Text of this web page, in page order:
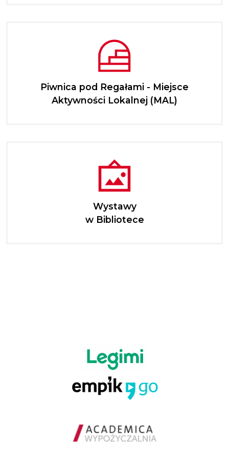
Piwnica pod Regałami - Miejsce
Aktywności Lokalnej (MAL)
Wystawy
w Bibliotece